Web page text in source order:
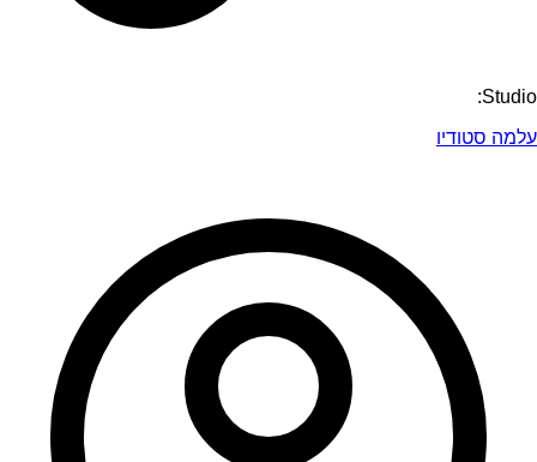
Studio:
עלמה סטודיו